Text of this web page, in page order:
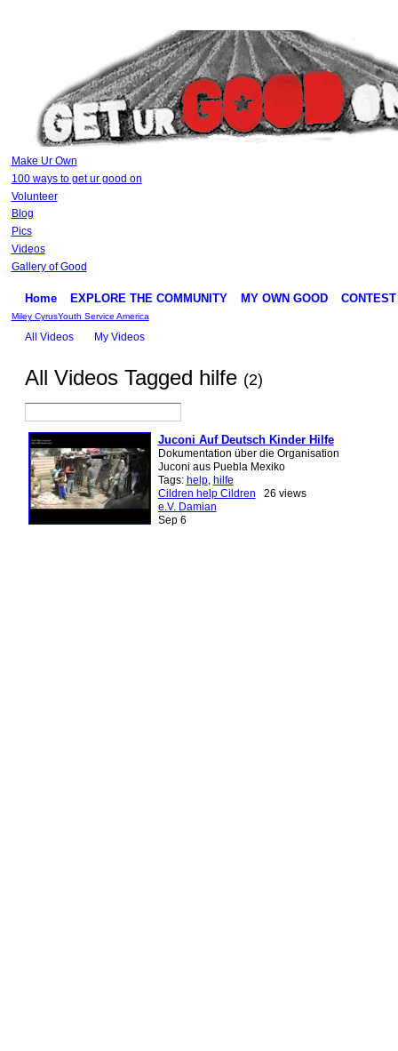
Make Ur Own
100 ways to get ur good on
Volunteer
Blog
Pics
Videos
Gallery of Good
Home EXPLORE THE COMMUNITY MY OWN GOOD CONTEST
Miley CyrusYouth Service America
All Videos My Videos
All Videos Tagged hilfe (2)
Juconi Auf Deutsch Kinder Hilfe
Dokumentation über die Organisation
Juconi aus Puebla Mexiko
Tags: help, hilfe
Cildren help Cildren
e.V. Damian
Sep 6
26 views